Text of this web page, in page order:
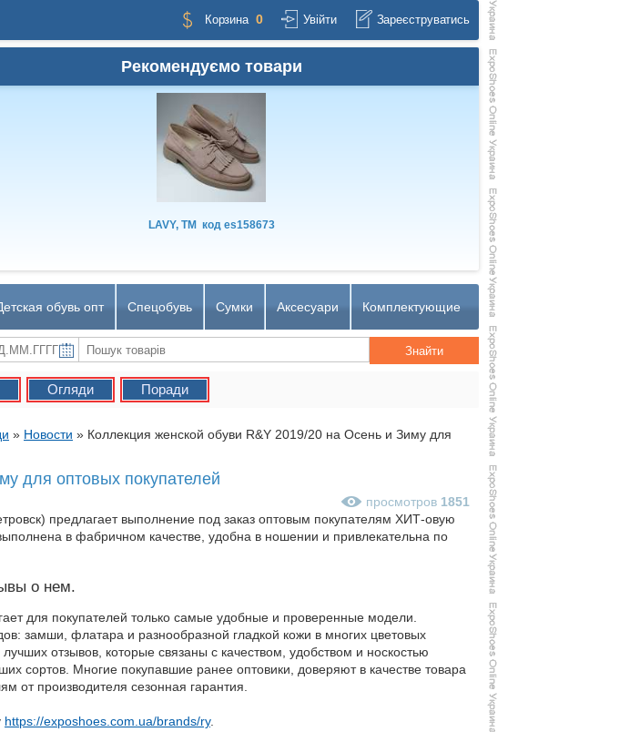
Корзина 0 Увійти Зареєструватись
Рекомендуємо товари
LAVY, TM кодes158673
обувь опт Спецобувь Сумки Аксесуари Комплектующие
Огляди Поради
» Новости » Коллекция женской обуви R&Y 2019/20 на Осень и Зиму для
для оптовых покупателей
просмотров 1851
предлагает выполнение под заказ оптовым покупателям ХИТ-овую
в фабричном качестве, удобна в ношении и привлекательна по
о нем.
для покупателей только самые удобные и проверенные модели.
замши, флатара и разнообразной гладкой кожи в многих цветовых
отзывов, которые связаны с качеством, удобством и носкостью
сортов. Многие покупавшие ранее оптовики, доверяют в качестве товара
от производителя сезонная гарантия.
https://exposhoes.com.ua/brands/ry.